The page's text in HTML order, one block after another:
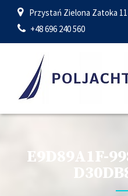
Przystań Zielona Zatoka
+48 696 240 560
E9D89A1F-